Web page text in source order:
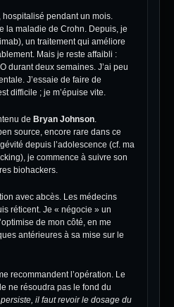
hospitalisé pendant un mois.
la maladie de Crohn. Depuis, je
un traitement qui améliore
Mais je reste affaibli :
durant deux semaines. J’ai peu
J’essaie de faire de
difficile ; je m’épuise vite.
de Bryan Johnson.
source, encore rare dans ce
depuis l’adolescence (cf. ma
je commence à suivre son
biohackers.
avec abcès. Les médecins
réticent. Je « négocie » un
de mon côté, en me
antérieures à sa mise sur le
recommandent l’opération. Le
ne résoudra pas le fond du
il faut revoir le dosage du